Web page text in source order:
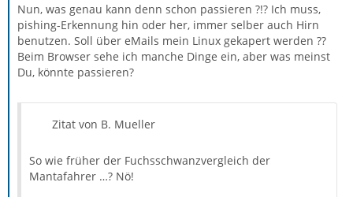
Nun, was genau kann denn schon passieren ?!? Ich muss,
pishing-Erkennung hin oder her, immer selber auch Hirn
benutzen. Soll über eMails mein Linux gekapert werden ??
Beim Browser sehe ich manche Dinge ein, aber was meinst
Du, könnte passieren?
Zitat von B. Mueller
So wie früher der Fuchsschwanzvergleich der
Mantafahrer …? Nö!